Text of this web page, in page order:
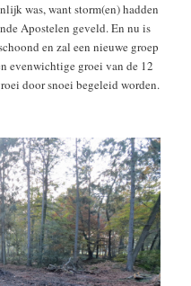
was, want storm(en) hadden
Apostelen geveld. En nu is
en zal een nieuwe groep
evenwichtige groei van de 12
door snoei begeleid worden.